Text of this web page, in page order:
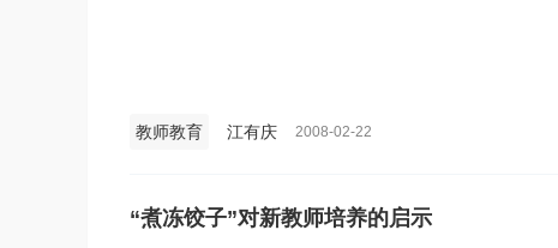
教师教育 江有庆 2008-02-22
“煮冻饺子”对新教师培养的启示